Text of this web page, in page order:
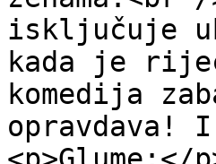
isključuje
kada je
komedija
opravdava!